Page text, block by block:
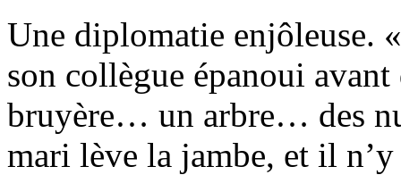
Une diplomatie enjôleuse.
son collègue épanoui
bruyère… un arbre… des
mari lève la jambe, et il